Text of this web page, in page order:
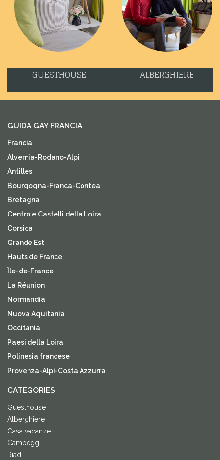
GUESTHOUSE ALBERGHIERE
GUIDA GAY FRANCIA
Francia
Alvernia-Rodano-Alpi
Antilles
Bourgogna-Franca-Contea
Bretagna
Centro e Castelli della Loira
Corsica
Grande Est
Hauts de France
Île-de-France
La Réunion
Normandia
Nuova Aquitania
Occitania
Paesi della Loira
Polinesia francese
Provenza-Alpi-Costa Azzurra
CATEGORIES
Guesthouse
Alberghiere
Casa vacanze
Campeggi
Riad